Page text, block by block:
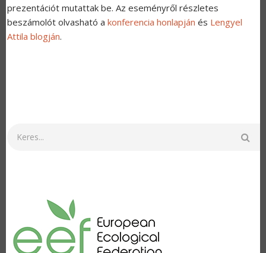
prezentációt mutattak be. Az eseményről részletes
beszámolót olvasható a konferencia honlapján és Lengyel
Attila blogján.